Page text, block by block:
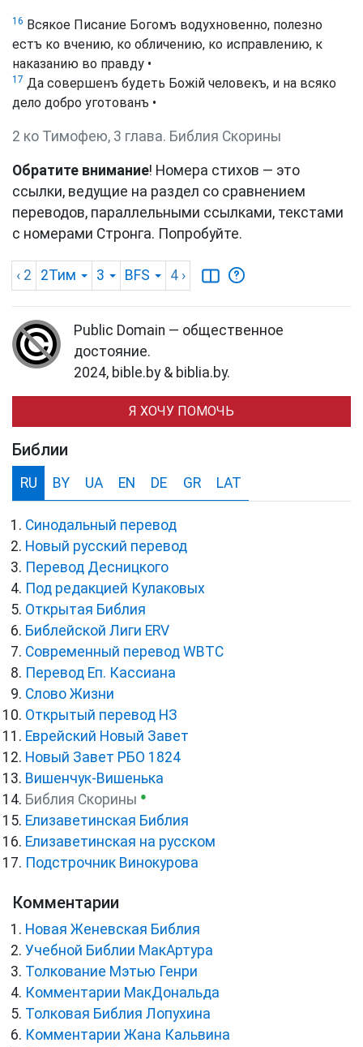
16 Всякое Писание Богомъ водухновенно, полезно
естъ ко вчению, ко обличению, ко исправлению, к
наказанию во правду •
17 Да совершенъ будеть Божій человекъ, и на всяко
дело добро уготованъ •
2 ко Тимофею, 3 глава. Библия Скорины
Обратите внимание! Номера стихов — это
ссылки, ведущие на раздел со сравнением
переводов, параллельными ссылками, текстами
с номерами Стронга. Попробуйте.
‹ 2 2Тим 3 BFS 4 ›
Public Domain — общественное
достояние.
2024, bible.by & biblia.by.
Я ХОЧУ ПОМОЧЬ
Библии
RU BY UA EN DE GR LAT
Синодальный перевод
Новый русский перевод
Перевод Десницкого
Под редакцией Кулаковых
Открытая Библия
Библейской Лиги ERV
Cовременный перевод WBTC
Перевод Еп. Кассиана
Слово Жизни
Открытый перевод НЗ
Еврейский Новый Завет
Новый Завет РБО 1824
Вишенчук-Вишенька
Библия Скорины ●
Елизаветинская Библия
Елизаветинская на русском
Подстрочник Винокурова
Комментарии
Новая Женевская Библия
Учебной Библии МакАртура
Толкование Мэтью Генри
Комментарии МакДональда
Толковая Библия Лопухина
Комментарии Жана Кальвина